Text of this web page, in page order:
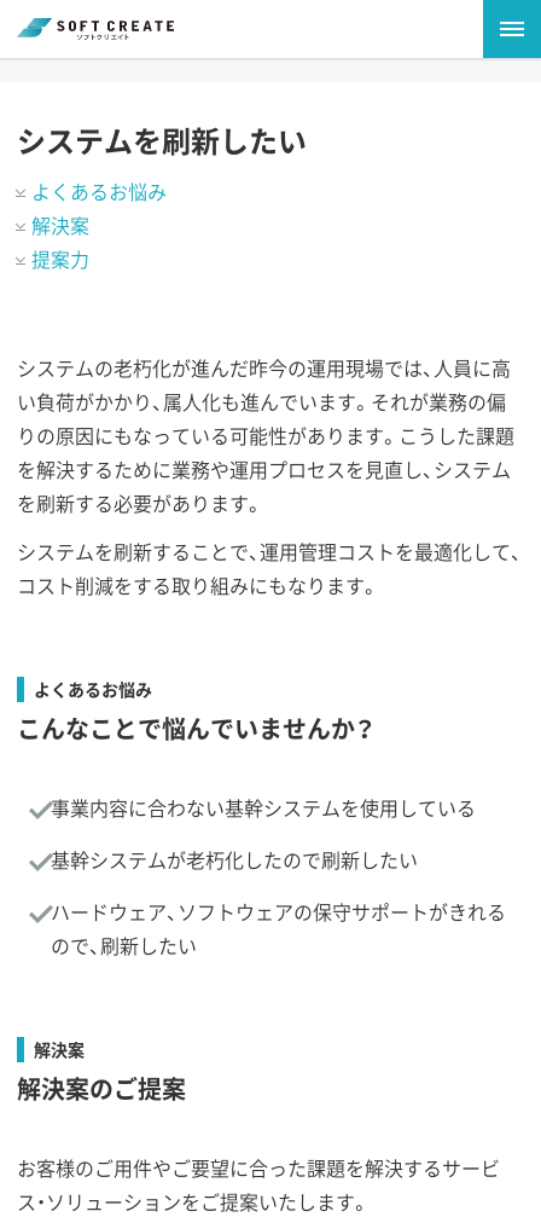
システムを刷新したい
よくあるお悩み
解決案
提案力
システムの老朽化が進んだ昨今の運用現場では、人員に高
い負荷がかかり、属人化も進んでいます。それが業務の偏
りの原因にもなっている可能性があります。こうした課題
を解決するために業務や運用プロセスを見直し、システム
を刷新する必要があります。
システムを刷新することで、運用管理コストを最適化して、
コスト削減をする取り組みにもなります。
よくあるお悩み
こんなことで悩んでいませんか？
事業内容に合わない基幹システムを使用している
基幹システムが老朽化したので刷新したい
ハードウェア、ソフトウェアの保守サポートがきれる
ので、刷新したい
解決案
解決案のご提案
お客様のご用件やご要望に合った課題を解決するサービ
ス・ソリューションをご提案いたします。